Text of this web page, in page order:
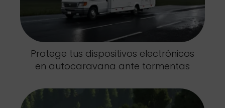
Protege tus dispositivos electrónicos
en autocaravana ante tormentas